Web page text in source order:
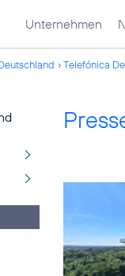
Unternehmen
Telefónica